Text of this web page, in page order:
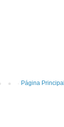
Página Principal